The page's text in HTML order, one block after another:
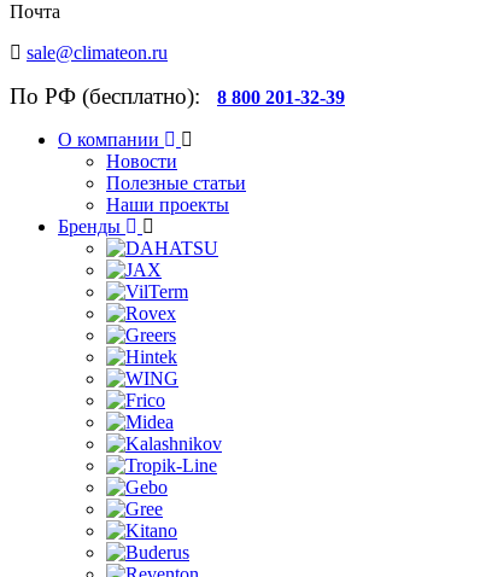
Почта
sale@climateon.ru
По РФ (бесплатно): 8 800 201-32-39
О компании
Новости
Полезные статьи
Наши проекты
Бренды